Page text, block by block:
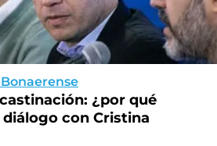
¿por qué
con Cristina